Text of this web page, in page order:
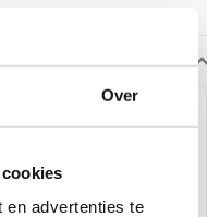
Over
en advertenties te